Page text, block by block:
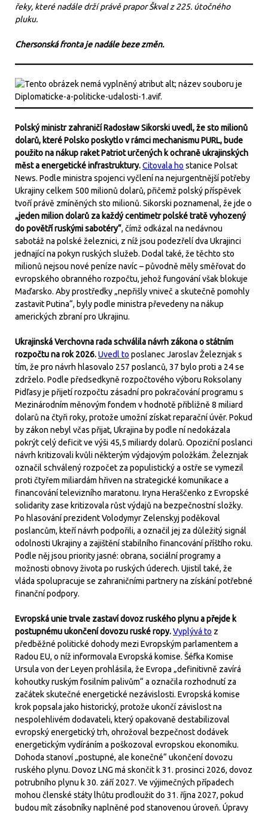
řeky, které nadále drží právě prapor Škval z 225. útočného
pluku.
Chersonská fronta je nadále beze změn.
Polský ministr zahraničí Radosław Sikorski uvedl, že sto milionů
dolarů, které Polsko poskytlo v rámci mechanismu PURL, bude
použito na nákup raket Patriot určených k ochraně ukrajinských
měst a energetické infrastruktury.Citovala ho stanice Polsat
News. Podle ministra spojenci vyčlení na nejurgentnější potřeby
Ukrajiny celkem 500 milionů dolarů, přičemž polský příspěvek
tvoří právě zmíněných sto milionů. Sikorski poznamenal, že jde o
„jeden milion dolarů za každý centimetr polské tratě vyhozený
do povětří ruskými sabotéry“, čímž odkázal na nedávnou
sabotáž na polské železnici, z níž jsou podezřelí dva Ukrajinci
jednající na pokyn ruských služeb. Dodal také, že těchto sto
milionů nejsou nové peníze navíc – původně měly směřovat do
evropského obranného rozpočtu, jehož fungování však blokuje
Maďarsko. Aby prostředky „nepřišly vniveč a skutečně pomohly
zastavit Putina“, byly podle ministra převedeny na nákup
amerických zbraní pro Ukrajinu.
Ukrajinská Verchovna rada schválila návrh zákona o státním
rozpočtu na rok 2026.Uvedl to poslanec Jaroslav Železnjak s
tím, že pro návrh hlasovalo 257 poslanců, 37 bylo proti a 24 se
zdrželo. Podle předsedkyně rozpočtového výboru Roksolany
Pidľasy je přijetí rozpočtu zásadní pro pokračování programu s
Mezinárodním měnovým fondem v hodnotě přibližně 8 miliard
dolarů na čtyři roky, protože umožní získat reparační úvěr. Pokud
by zákon nebyl včas přijat, Ukrajina by podle ní nedokázala
pokrýt celý deficit ve výši 45,5 miliardy dolarů. Opoziční poslanci
návrh kritizovali kvůli některým výdajovým položkám. Železnjak
označil schválený rozpočet za populistický a ostře se vymezil
proti čtyřem miliardám hřiven na strategické komunikace a
financování televizního maratonu. Iryna Heraščenko z Evropské
solidarity zase kritizovala růst výdajů na bezpečnostní složky.
Po hlasování prezident Volodymyr Zelenskyj poděkoval
poslancům, kteří návrh podpořili, a označil jej za důležitý signál
odolnosti Ukrajiny a zajištění stabilního financování příštího roku.
Podle něj jsou priority jasné: obrana, sociální programy a
možnosti obnovy života po ruských úderech. Ujistil také, že
vláda spolupracuje se zahraničními partnery na získání potřebné
finanční podpory.
Evropská unie trvale zastaví dovoz ruského plynu a přejde k
postupnému ukončení dovozu ruské ropy.Vyplývá to z
předběžné politické dohody mezi Evropským parlamentem a
Radou EU, o níž informovala Evropská komise. Šéfka Komise
Ursula von der Leyen prohlásila, že Evropa „definitivně zavírá
kohoutky ruským fosilním palivům“ a označila rozhodnutí za
začátek skutečné energetické nezávislosti. Evropská komise
krok popsala jako historický, protože ukončí závislost na
nespolehlivém dodavateli, který opakovaně destabilizoval
evropský energetický trh, ohrožoval bezpečnost dodávek
energetickým vydíráním a poškozoval evropskou ekonomiku.
Dohoda stanoví „postupné, ale konečné“ ukončení dovozu
ruského plynu. Dovoz LNG má skončit k 31. prosinci 2026, dovoz
potrubního plynu k 30. září 2027. Ve výjimečných případech
mohou členské státy lhůtu prodloužit do 31. října 2027, pokud
budou mít zásobníky naplněné pod stanovenou úroveň. Úpravy